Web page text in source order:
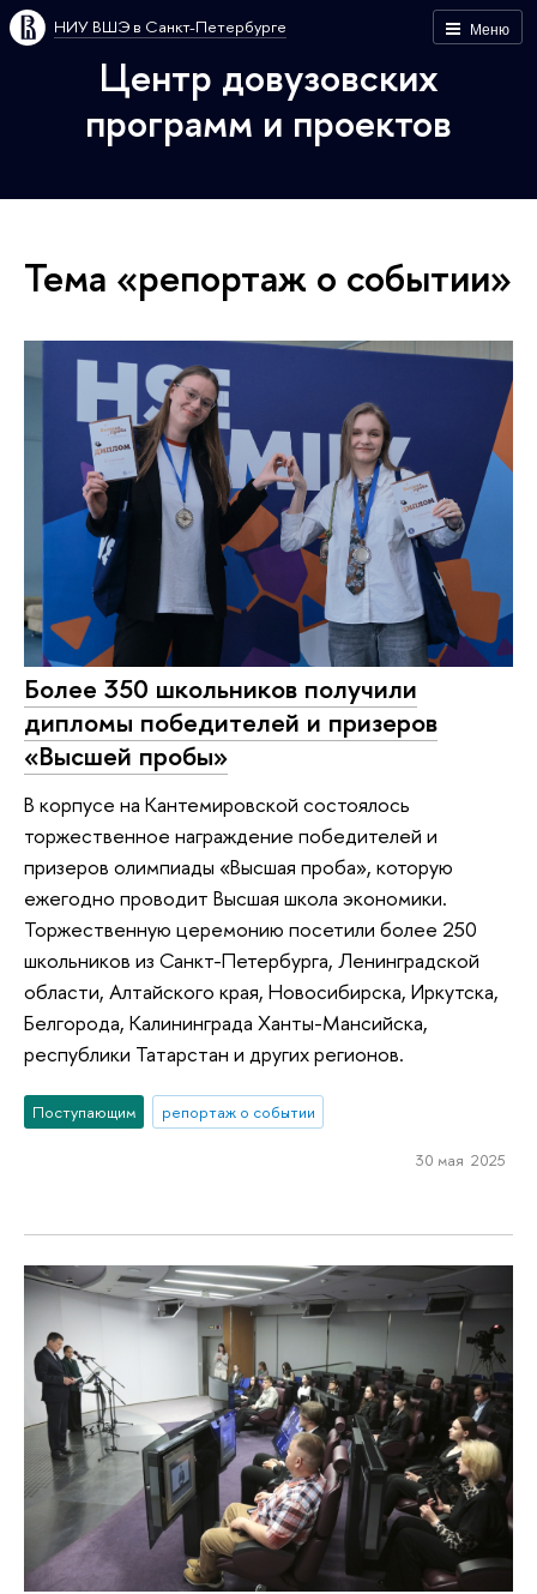
Меню
НИУ ВШЭ в Санкт-Петербурге
Центр довузовских
программ и проектов
Тема «репортаж о событии»
Более 350 школьников получили
дипломы победителей и призеров
«Высшей пробы»
В корпусе на Кантемировской состоялось
торжественное награждение победителей и
призеров олимпиады «Высшая проба», которую
ежегодно проводит Высшая школа экономики.
Торжественную церемонию посетили более 250
школьников из Санкт-Петербурга, Ленинградской
области, Алтайского края, Новосибирска, Иркутска,
Белгорода, Калининграда Ханты-Мансийска,
республики Татарстан и других регионов.
Поступающим репортаж о событии
30 мая 2025